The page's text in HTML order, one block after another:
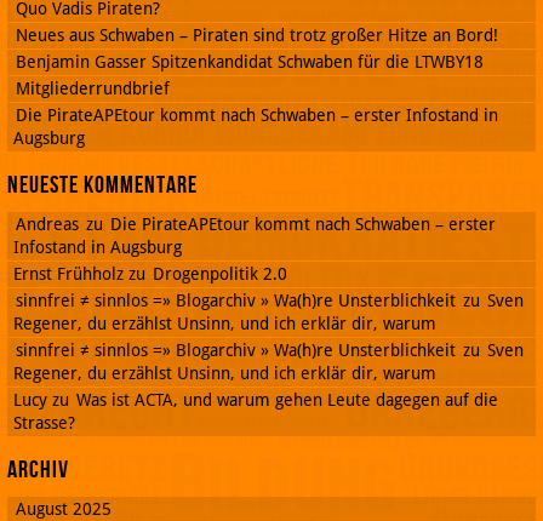
Quo Vadis Piraten?
Neues aus Schwaben – Piraten sind trotz großer Hitze an Bord!
Benjamin Gasser Spitzenkandidat Schwaben für die LTWBY18
Mitgliederrundbrief
Die PirateAPEtour kommt nach Schwaben – erster Infostand in
Augsburg
Neueste Kommentare
Andreas zu Die PirateAPEtour kommt nach Schwaben – erster
Infostand in Augsburg
Ernst Frühholz zu Drogenpolitik 2.0
sinnfrei ≠ sinnlos =» Blogarchiv » Wa(h)re Unsterblichkeit zu Sven
Regener, du erzählst Unsinn, und ich erklär dir, warum
sinnfrei ≠ sinnlos =» Blogarchiv » Wa(h)re Unsterblichkeit zu Sven
Regener, du erzählst Unsinn, und ich erklär dir, warum
Lucy zu Was ist ACTA, und warum gehen Leute dagegen auf die
Strasse?
Archiv
August 2025